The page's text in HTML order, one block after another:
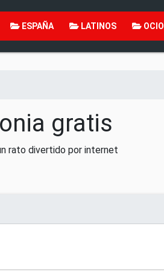
ESPAÑA LATINOS OCIO
gratis
rato divertido por internet